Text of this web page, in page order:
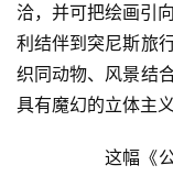
学
术
研
究
洽，并可把绘画引
利结伴到突尼斯旅
织同动物、风景结
具有魔幻的立体主